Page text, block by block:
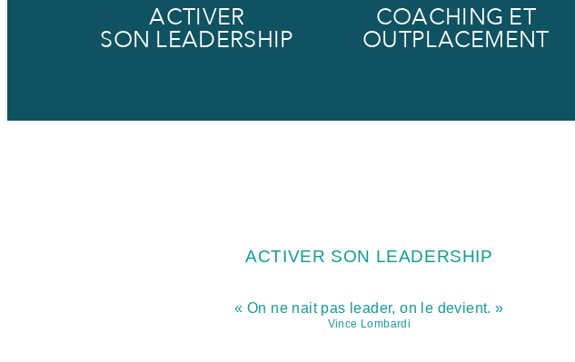
ACTIVER
SON LEADERSHIP
COACHING ET
OUTPLACEMENT
ACTIVER SON LEADERSHIP
« On ne nait pas leader, on le devient. »
Vince Lombardi